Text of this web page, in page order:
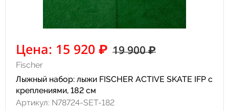
Цена: 15 920 ₽ 19 900 ₽
Fischer
Лыжный набор: лыжи FISCHER ACTIVE SKATE IFP с
креплениями, 182 см
Артикул: N78724-SET-182